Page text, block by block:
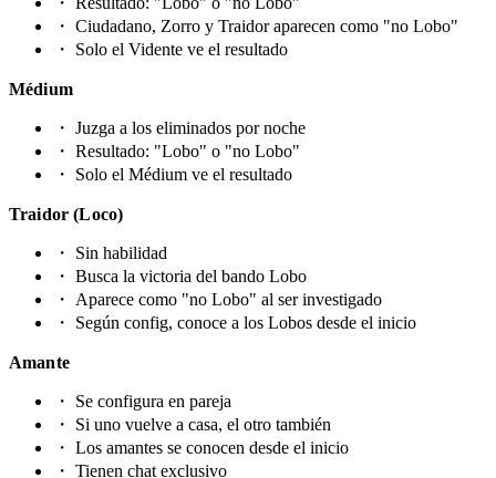
・ Ciudadano, Zorro y Traidor aparecen como "no Lobo"
・
Solo el Vidente ve el resultado
Médium
・ Juzga a los eliminados por noche
・ Resultado: "Lobo" o "no Lobo"
・
Solo el Médium ve el resultado
Traidor (Loco)
・
Sin habilidad
・ Busca la victoria del bando Lobo
・
Aparece como "no Lobo" al ser investigado
・
Según config, conoce a los Lobos desde el inicio
Amante
・
Se configura en pareja
・
Si uno vuelve a casa, el otro también
・ Los amantes se conocen desde el inicio
・ Tienen chat exclusivo